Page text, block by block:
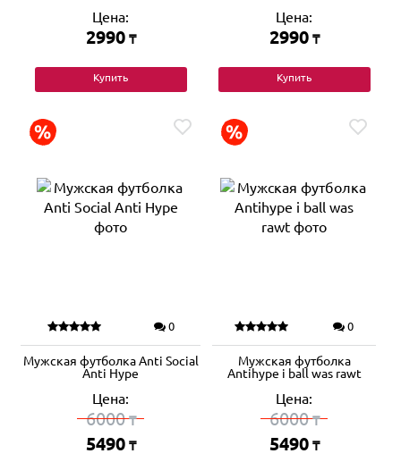
Цена:
2990 ₸
Купить
Цена:
2990 ₸
Купить
0
Мужская футболка Anti Social
Anti Hype
Цена:
6000₸
5490 ₸
0
Мужская футболка
Antihype i ball was rawt
Цена:
6000₸
5490 ₸